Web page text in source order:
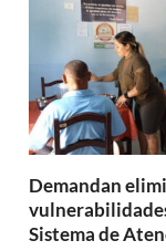
Demandan
Sistema de